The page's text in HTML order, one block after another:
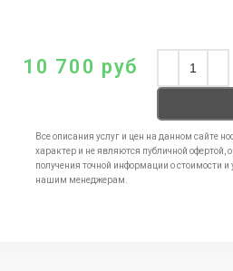
10 700 руб
Все описания услуг и цен на данном сайте
характер и не являются публичной офертой,
получения точной информации о стоимости
нашим менеджерам.